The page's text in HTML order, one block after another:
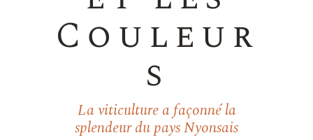
Couleur
s
La viticulture a façonné la
splendeur du pays Nyonsais